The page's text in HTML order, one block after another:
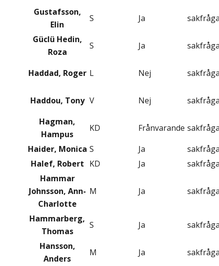
Gustafsson,
Elin
S Ja
Güclü Hedin,
Roza
S Ja
Haddad, Roger L Nej
Haddou, Tony V Nej
Hagman,
Hampus
KD Frånvarande
Haider, Monica S Ja
Halef, Robert KD Ja
Hammar
Johnsson, Ann-
Charlotte
M Ja
Hammarberg,
Thomas
S Ja
Hansson,
Anders
M Ja